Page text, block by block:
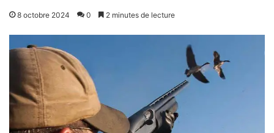
8 octobre 2024 0 2 minutes de lecture